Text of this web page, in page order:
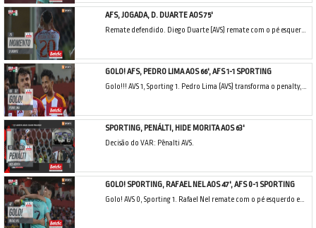
AFS, JOGADA, D. DUARTE AOS 75'
Remate defendido. Diego Duarte (AVS) remate com o pé esquerdo no coração da área.
GOLO! AFS, PEDRO LIMA AOS 66', AFS 1-1 SPORTING
Golo!!! AVS 1, Sporting 1. Pedro Lima (AVS) transforma o penalty, remate com o pé esquerdo.
SPORTING, PENÁLTI, HIDE MORITA AOS 63'
Decisão do VAR: Pênalti AVS.
GOLO! SPORTING, RAFAEL NEL AOS 47', AFS 0-1 SPORTING
Golo! AVS 0, Sporting 1. Rafael Nel remate com o pé esquerdo em frente à baliza junto à base do poste esquerdo.